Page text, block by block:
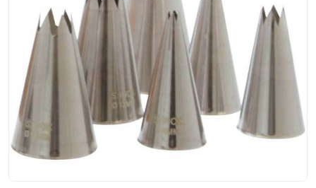
Stickvagnar & transport
Råvaruhantering & lagring